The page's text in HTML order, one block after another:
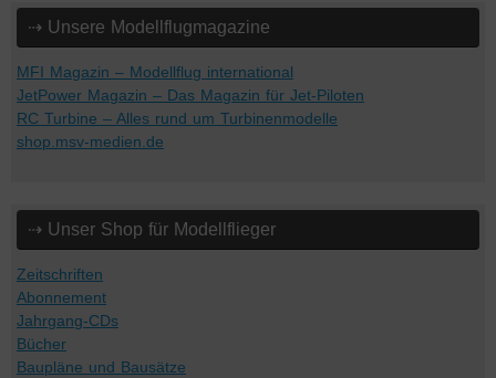
⇢ Unsere Modellflugmagazine
MFI Magazin – Modellflug international
JetPower Magazin – Das Magazin für Jet-Piloten
RC Turbine – Alles rund um Turbinenmodelle
shop.msv-medien.de
⇢ Unser Shop für Modellflieger
Zeitschriften
Abonnement
Jahrgang-CDs
Bücher
Baupläne und Bausätze